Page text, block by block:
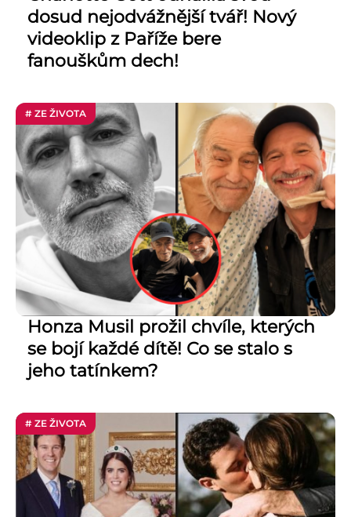
dosud nejodvážnější tvář! Nový
videoklip z Paříže bere
fanouškům dech!
# ZE ŽIVOTA
Honza Musil prožil chvíle, kterých
se bojí každé dítě! Co se stalo s
jeho tatínkem?
# ZE ŽIVOTA